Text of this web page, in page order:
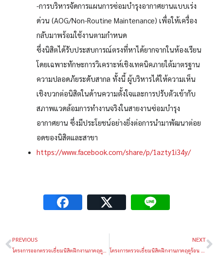
-การบริหารจัดการแผนการซ่อมบำรุงอากาศยานแบบเร่ง
ด่วน (AOG/Non-Routine Maintenance) เพื่อให้เครื่อง
กลับมาพร้อมใช้งานตามกำหนด
ซึ่งนิสิตได้รับประสบการณ์ตรงที่หาได้ยากจากในห้องเรียน
โดยเฉพาะทักษะการวิเคราะห์เชิงเทคนิคภายใต้มาตรฐาน
ความปลอดภัยระดับสากล ทั้งนี้ ผู้บริหารได้ให้ความเห็น
เชิงบวกต่อนิสิตในด้านความตั้งใจและการปรับตัวเข้ากับ
สภาพแวดล้อมการทำงานจริงในสายงานซ่อมบำรุง
อากาศยาน ซึ่งมีประโยชน์อย่างยิ่งต่อการนำมาพัฒนาต่อย
อดของนิสิตและสาขา
https://www.facebook.com/share/p/1azty1i34y/
PREVIOUS NEXT